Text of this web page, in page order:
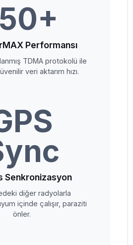
Performansı
TDMA protokolü ile
veri aktarım hızı.
Senkronizasyon
diğer radyolarla
içinde çalışır, paraziti
önler.